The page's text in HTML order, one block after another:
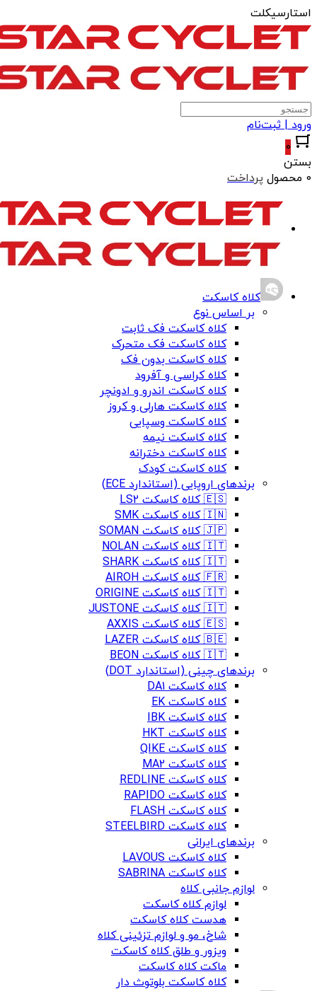
استارسیکلت
ورود | ثبت‌نام
0
بستن
0 محصول
پرداخت
کلاه کاسکت
بر اساس نوع
کلاه کاسکت فک ثابت
کلاه کاسکت فک متحرک
کلاه کاسکت بدون فک
کلاه کراسی و آفرود
کلاه کاسکت اندرو و ادونچر
کلاه کاسکت هارلی و کروز
کلاه کاسکت وسپایی
کلاه کاسکت نیمه
کلاه کاسکت دخترانه
کلاه کاسکت کودک
برندهای اروپایی (استاندارد ECE)
🇪🇸 کلاه کاسکت LS2
🇮🇳 کلاه کاسکت SMK
🇯🇵 کلاه کاسکت SOMAN
🇮🇹 کلاه کاسکت NOLAN
🇮🇹 کلاه کاسکت SHARK
🇫🇷 کلاه کاسکت AIROH
🇮🇹 کلاه کاسکت ORIGINE
🇮🇹 کلاه کاسکت JUSTONE
🇪🇸 کلاه کاسکت AXXIS
🇧🇪 کلاه کاسکت LAZER
🇮🇹 کلاه کاسکت BEON
برندهای چینی (استاندارد DOT)
کلاه کاسکت DA1
کلاه کاسکت EK
کلاه کاسکت IBK
کلاه کاسکت HKT
کلاه کاسکت QIKE
کلاه کاسکت MA2
کلاه کاسکت REDLINE
کلاه کاسکت RAPIDO
کلاه کاسکت FLASH
کلاه کاسکت STEELBIRD
برندهای ایرانی
کلاه کاسکت LAVOUS
کلاه کاسکت SABRINA
لوازم جانبی کلاه
لوازم کلاه کاسکت
هدست کلاه کاسکت
شاخ، مو و لوازم تزئینی کلاه
ویزور و طلق کلاه کاسکت
ماکت کلاه کاسکت
کلاه کاسکت بلوتوث دار